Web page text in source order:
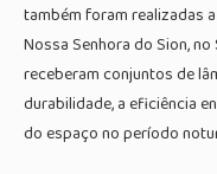
também foram realizadas
Nossa Senhora do Sion,
receberam conjuntos de
durabilidade, a eficiência
do espaço no período